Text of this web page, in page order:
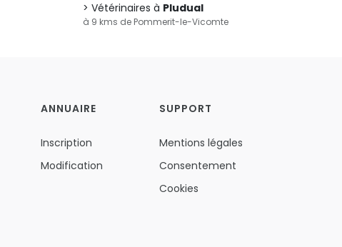
Vétérinaires à Pludual
à 9 kms de Pommerit-le-Vicomte
ANNUAIRE
Inscription
Modification
SUPPORT
Mentions légales
Consentement
Cookies